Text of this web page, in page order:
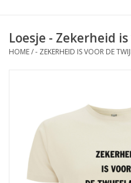
Tasjes
Verkooppunten
Loesje - Zekerheid
HOME/- ZEKERHEID IS VOOR DE